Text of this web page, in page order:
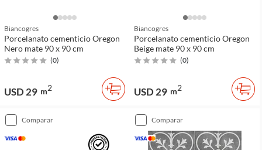
Biancogres
Porcelanato cementicio Oregon
Nero mate 90 x 90 cm
(0)
USD 29 m2
Biancogres
Porcelanato cementicio Oregon
Beige mate 90 x 90 cm
(0)
USD 29 m2
comparar comparar